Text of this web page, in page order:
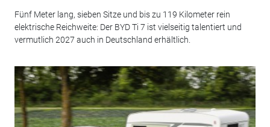
Fünf Meter lang, sieben Sitze und bis zu 119 Kilometer rein
elektrische Reichweite: Der BYD Ti 7 ist vielseitig talentiert und
vermutlich 2027 auch in Deutschland erhältlich.